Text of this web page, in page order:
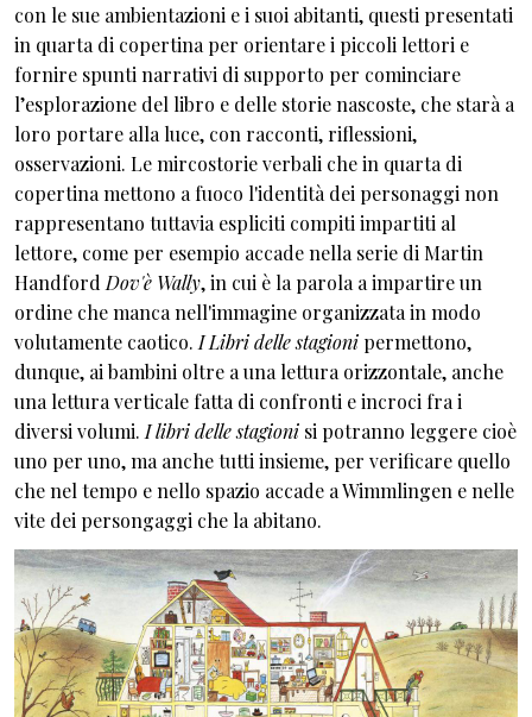
con le sue ambientazioni e i suoi abitanti, questi presentati
in quarta di copertina per orientare i piccoli lettori e
fornire spunti narrativi di supporto per cominciare
l’esplorazione del libro e delle storie nascoste, che starà a
loro portare alla luce, con racconti, riflessioni,
osservazioni. Le mircostorie verbali che in quarta di
copertina mettono a fuoco l'identità dei personaggi non
rappresentano tuttavia espliciti compiti impartiti al
lettore, come per esempio accade nella serie di Martin
Handford Dov'è Wally, in cui è la parola a impartire un
ordine che manca nell'immagine organizzata in modo
volutamente caotico. I Libri delle stagioni permettono,
dunque, ai bambini oltre a una lettura orizzontale, anche
una lettura verticale fatta di confronti e incroci fra i
diversi volumi. I libri delle stagioni si potranno leggere cioè
uno per uno, ma anche tutti insieme, per verificare quello
che nel tempo e nello spazio accade a Wimmlingen e nelle
vite dei persongaggi che la abitano.